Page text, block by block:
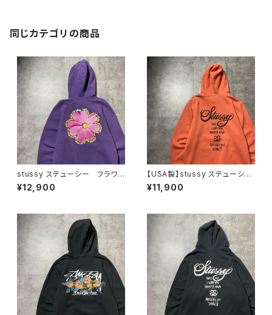
同じカテゴリの商品
stussy ステューシー フラワ
ー グラフィック バックプリン
ト パープル スウェット パー
¥12,900
【USA製】stussy ステューシ
ー ワールドツアー バックプリ
ント オレンジ スウェット パ
¥11,900